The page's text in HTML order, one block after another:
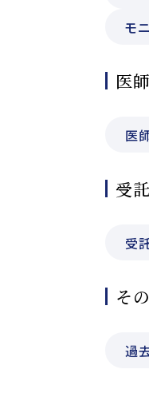
モ
医
医
受
受
そ
過